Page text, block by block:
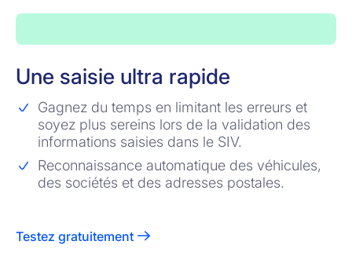
Une saisie ultra rapide
Gagnez du temps en limitant les erreurs et
soyez plus sereins lors de la validation des
informations saisies dans le SIV.
Reconnaissance automatique des véhicules,
des sociétés et des adresses postales.
Testez gratuitement